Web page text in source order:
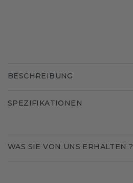
BESCHREIBUNG
SPEZIFIKATIONEN
WAS SIE VON UNS ERHALTEN ?